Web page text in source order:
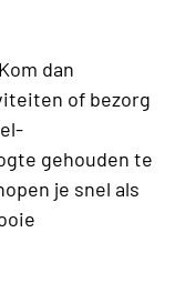
dan
of bezorg
gehouden te
je snel als